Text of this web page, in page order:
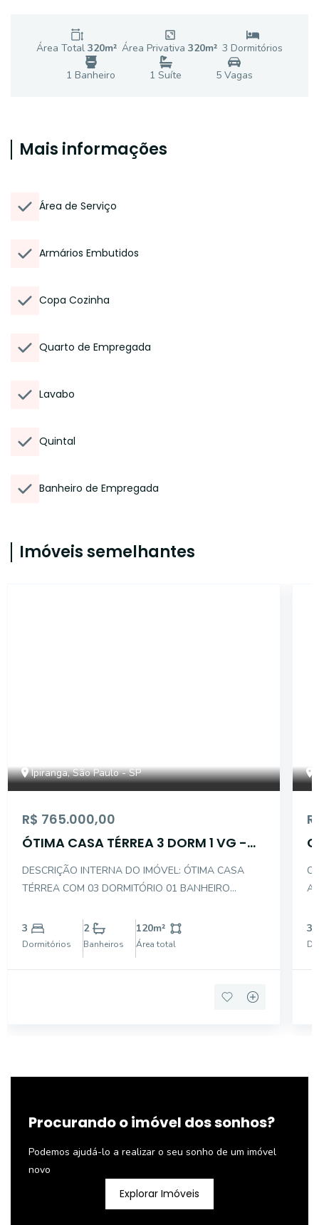
Área Total 320m² Área Privativa 320m² 3 Dormitórios
1 Banheiro 1 Suíte 5 Vagas
Mais informações
Área de Serviço
Armários Embutidos
Copa Cozinha
Quarto de Empregada
Lavabo
Quintal
Banheiro de Empregada
Imóveis semelhantes
Ipiranga, São Paulo - SP
R$ 765.000,00
ÓTIMA CASA TÉRREA 3 DORM 1 VG -
DESCRIÇÃO INTERNA DO IMÓVEL: ÓTIMA CASA
TÉRREA COM 03 DORMITÓRIO 01 BANHEIRO
TERRAÇOS SENDO 01 COMO QUINTAL E 01 COMO
ÁREA DE SERVIÇO VAGA DE GARAGEM COBERTA
PARA 01 CARRO DESCRIÇÃO EXTERNA DO I
3
Dormitórios
2
Banheiros
120m²
Área total
3
Procurando o imóvel dos sonhos?
Podemos ajudá-lo a realizar o seu sonho de um imóvel
novo
Explorar Imóveis